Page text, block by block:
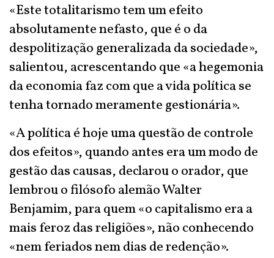
«Este totalitarismo tem um efeito
absolutamente nefasto, que é o da
despolitização generalizada da sociedade»,
salientou, acrescentando que «a hegemonia
da economia faz com que a vida política se
tenha tornado meramente gestionária».
«A política é hoje uma questão de controle
dos efeitos», quando antes era um modo de
gestão das causas, declarou o orador, que
lembrou o filósofo alemão Walter
Benjamim, para quem «o capitalismo era a
mais feroz das religiões», não conhecendo
«nem feriados nem dias de redenção».